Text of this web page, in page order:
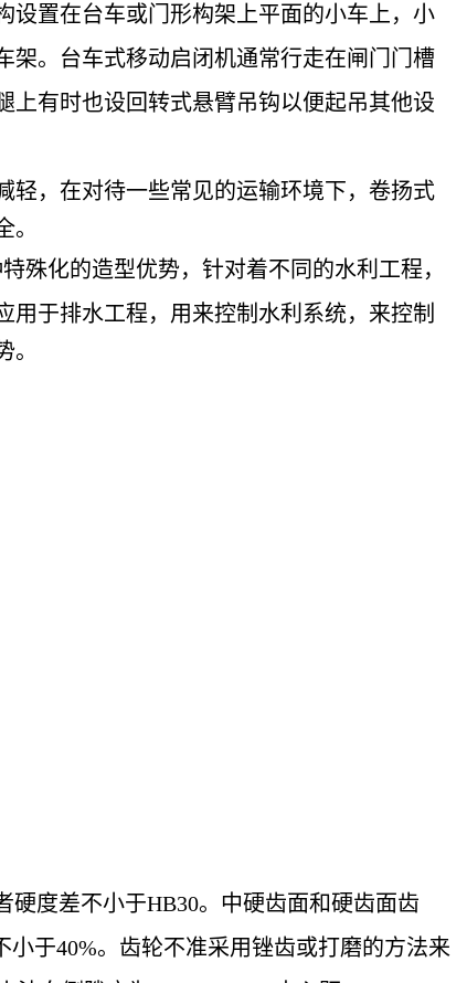
设置在台车或门形构架上平面的小车上，小
架。台车式移动启闭机通常行走在闸门门槽
上有时也设回转式悬臂吊钩以便起吊其他设
轻，在对待一些常见的运输环境下，卷扬式
殊化的造型优势，针对着不同的水利工程，
用于排水工程，用来控制水利系统，来控制
硬度差不小于HB30。中硬齿面和硬齿面齿
于40%。齿轮不准采用锉齿或打磨的方法来